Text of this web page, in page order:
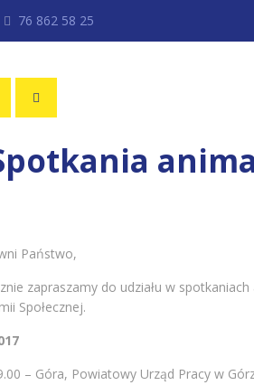
76 862 58 25
Państwo,
zapraszamy do udziału w
Społecznej.
– Góra, Powiatowy Urząd Pracy w